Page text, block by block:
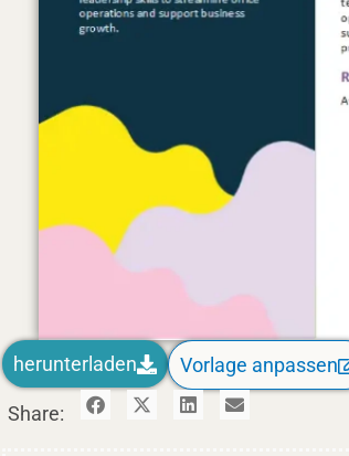
herunterladen Vorlage anpassen
Share: